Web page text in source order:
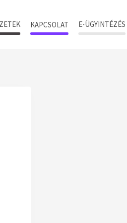
KAPCSOLAT E-ÜGYINTÉZÉS